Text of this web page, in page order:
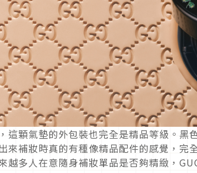
這顆氣墊的外包裝也完全是精品等級。黑
來補妝時真的有種像精品配件的感覺，完
越多人在意隨身補妝單品是否夠精緻，